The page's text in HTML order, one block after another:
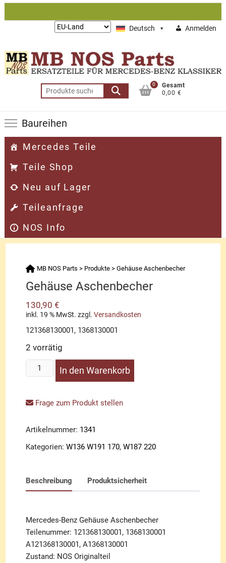
Zum
Deutsch Anmelden
Lieferung
Suchen
nach:
0
Gesamt
0,00 €
Baureihen
Mercedes Teile
Teile Shop
Neu auf Lager
Teileanfrage
NOS Info
MB NOS Parts > Produkte >Gehäuse Aschenbecher
Gehäuse Aschenbecher
130,90€
inkl. 19 % MwSt. zzgl.Versandkosten
121368130001, 1368130001
2 vorrätig
Gehäuse
Aschenbecher
In den Warenkorb
Frage zum Produkt stellen
Artikelnummer: 1341
Kategorien:W136 W191 170,W187 220
Beschreibung Produktsicherheit
Mercedes-Benz Gehäuse Aschenbecher
Teilenummer: 121368130001, 1368130001
A121368130001, A1368130001
Zustand: NOS Originalteil